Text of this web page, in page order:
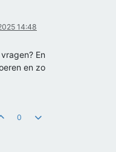
14:48
En
en zo
0